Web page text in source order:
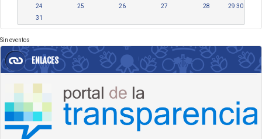
24
25 26 27 28 29 30
31
Sin eventos
ENLACES